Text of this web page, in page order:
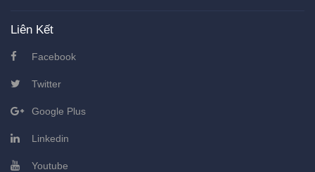
Liên Kết
Facebook
Twitter
Google Plus
Linkedin
Youtube